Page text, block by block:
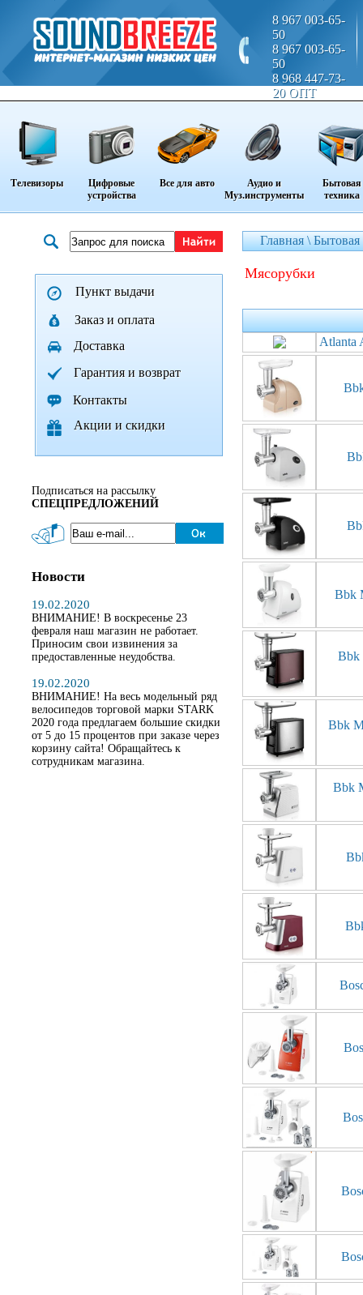
8 967 003-65-
50
8 967 003-65-
50
8 968 447-73-
20 ОПТ
Телевизоры
Цифровые
устройства
Все для авто
Аудио и
Муз.инструменты
Бытовая
техника
Пункт выдачи
Заказ и оплата
Доставка
Гарантия и возврат
Контакты
Акции и скидки
Подписаться на рассылку
СПЕЦПРЕДЛОЖЕНИЙ
Новости
19.02.2020
ВНИМАНИЕ! В воскресенье 23
февраля наш магазин не работает.
Приносим свои извинения за
предоставленные неудобства.
19.02.2020
ВНИМАНИЕ! На весь модельный ряд
велосипедов торговой марки STARK
2020 года предлагаем большие скидки
от 5 до 15 процентов при заказе через
корзину сайта! Обращайтесь к
сотрудникам магазина.
Главная \
мясорубки
Atlanta
Bbk
Bbk
Bbk